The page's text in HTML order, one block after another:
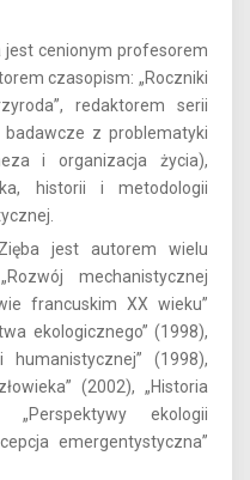
jest cenionym profesorem
czasopism: „Roczniki
redaktorem serii
badawcze z problematyki
i organizacja życia),
historii i metodologii
jest autorem wielu
mechanistycznej
francuskim XX wieku”
ekologicznego” (1998),
(1998),
(2002), „Historia
ekologii
emergentystyczna”